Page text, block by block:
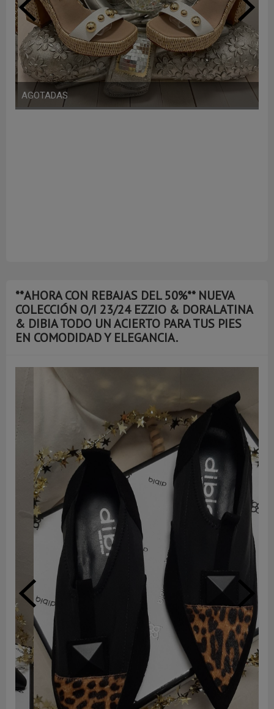
AGOTADAS
**AHORA CON REBAJAS DEL 50%** NUEVA
COLECCIÓN O/I 23/24 EZZIO & DORALATINA
& DIBIA TODO UN ACIERTO PARA TUS PIES
EN COMODIDAD Y ELEGANCIA.